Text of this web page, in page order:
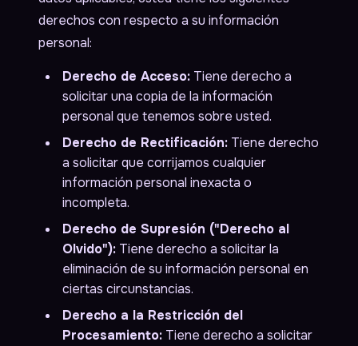
derechos con respecto a su información
personal:
Derecho de Acceso: Tiene derecho a
solicitar una copia de la información
personal que tenemos sobre usted.
Derecho de Rectificación: Tiene derecho
a solicitar que corrijamos cualquier
información personal inexacta o
incompleta.
Derecho de Supresión ("Derecho al
Olvido"): Tiene derecho a solicitar la
eliminación de su información personal en
ciertas circunstancias.
Derecho a la Restricción del
Procesamiento: Tiene derecho a solicitar